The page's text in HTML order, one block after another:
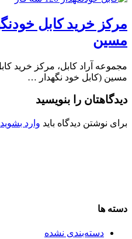
مسین
مسین (کابل خود نگهدار …
دیدگاهتان را بنویسید
برای نوشتن دیدگاه باید وارد بشوید
دسته ها
دسته‌بندی نشده